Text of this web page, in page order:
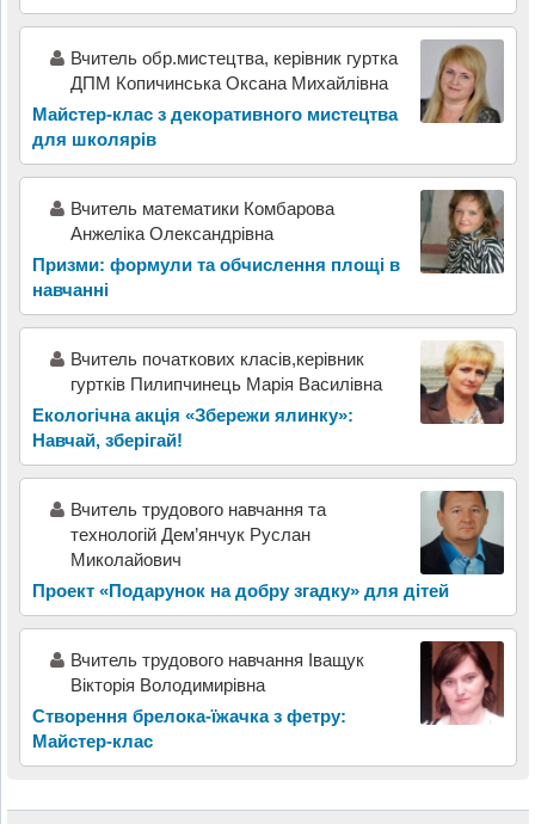
Вчитель обр.мистецтва, керівник гуртка
ДПМ Копичинська Оксана Михайлівна
Майстер-клас з декоративного мистецтва
для школярів
Вчитель математики Комбарова
Анжеліка Олександрівна
Призми: формули та обчислення площі в
навчанні
Вчитель початкових класів,керівник
гуртків Пилипчинець Марія Василівна
Екологічна акція «Збережи ялинку»:
Навчай, зберігай!
Вчитель трудового навчання та
технологій Дем’янчук Руслан
Миколайович
Проект «Подарунок на добру згадку» для дітей
Вчитель трудового навчання Іващук
Вікторія Володимирівна
Створення брелока-їжачка з фетру:
Майстер-клас